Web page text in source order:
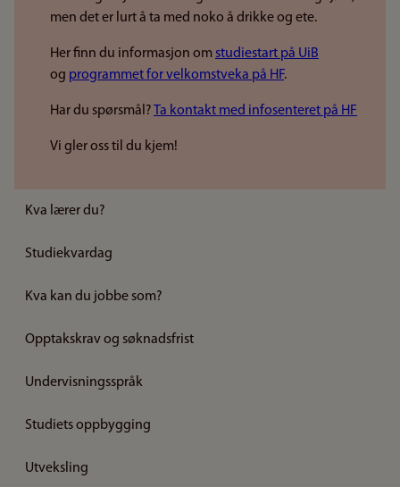
men det er lurt å ta med noko å drikke og ete.
Her finn du informasjon om studiestart på UiB
og programmet for velkomstveka på HF.
Har du spørsmål?Ta kontakt med infosenteret på HF
Vi gler oss til du kjem!
Kva lærer du?
Studiekvardag
Kva kan du jobbe som?
Opptakskrav og søknadsfrist
Undervisningsspråk
Studiets oppbygging
Utveksling